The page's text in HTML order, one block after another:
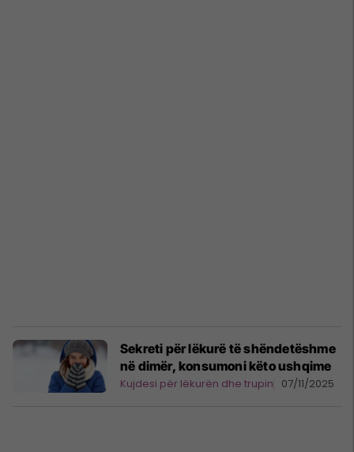
Sekreti për lëkurë të shëndetëshme
në dimër, konsumoni këto ushqime
Kujdesi për lëkurën dhe trupin 07/11/2025